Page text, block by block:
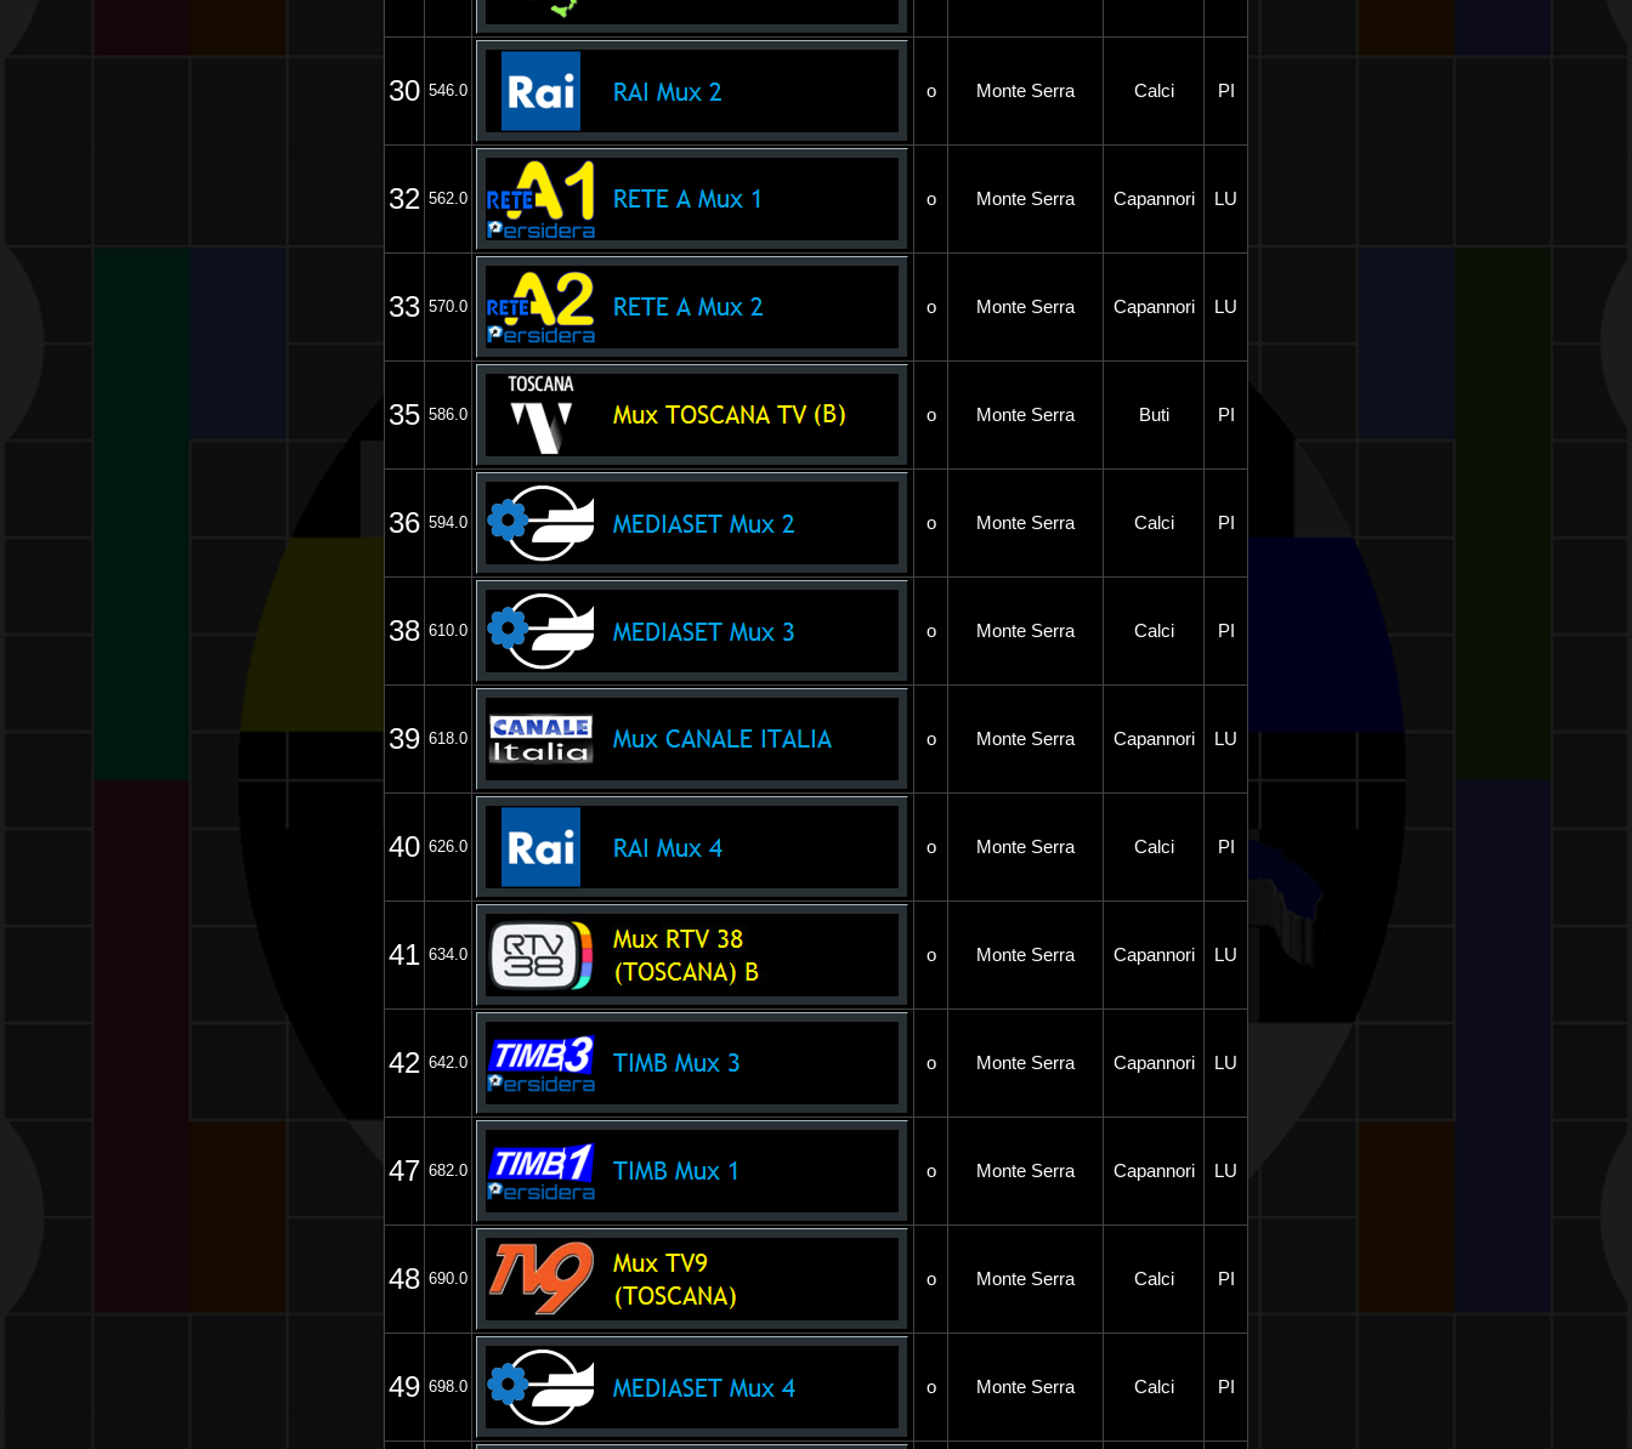
30 546.0 o Monte Serra Calci PI
32 562.0 o Monte Serra Capannori LU
33 570.0 o Monte Serra Capannori LU
35 586.0 o Monte Serra Buti PI
36 594.0 o Monte Serra Calci PI
38 610.0 o Monte Serra Calci PI
39 618.0 o Monte Serra Capannori LU
40 626.0 o Monte Serra Calci PI
41 634.0 o Monte Serra Capannori LU
42 642.0 o Monte Serra Capannori LU
47 682.0 o Monte Serra Capannori LU
48 690.0 o Monte Serra Calci PI
49 698.0 o Monte Serra Calci PI